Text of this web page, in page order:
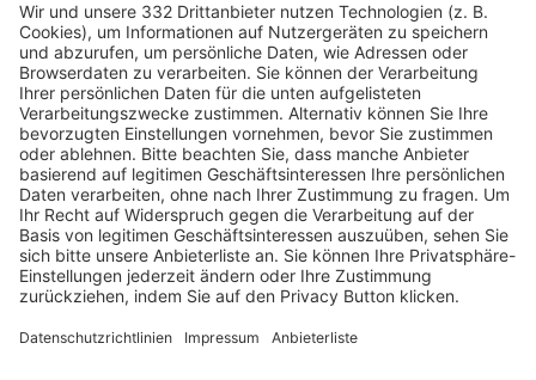
HÄUFIG BESUCHTE SEITEN
Pässe und Vereinswechsel
Trainerausbildung
Schulungsangebot Vereinsmitarbeiter
BFV-Geschäftsstellen
Trainerbörse
Login SpielPlus
FOLGE DEM BFV